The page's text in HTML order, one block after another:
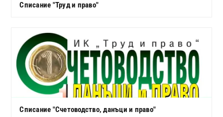
Списание "Труд и право"
Списание "Счетоводство, данъци и право"